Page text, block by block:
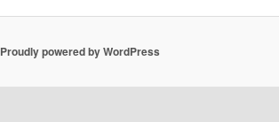
Proudly powered by WordPress